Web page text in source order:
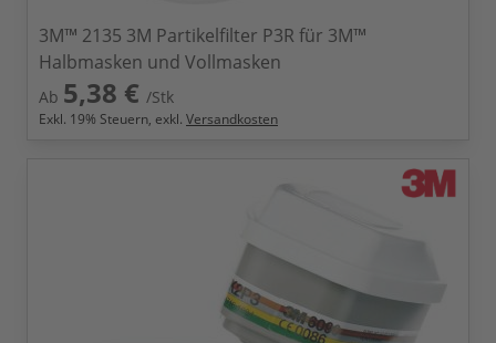
3M™ 2135 3M Partikelfilter P3R für 3M™
Halbmasken und Vollmasken
Ab 5,38 € /Stk
Exkl. 19% Steuern, exkl. Versandkosten